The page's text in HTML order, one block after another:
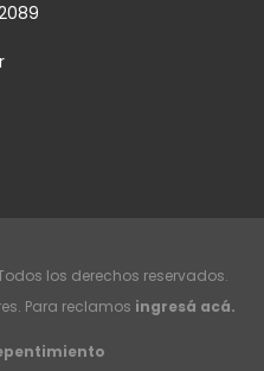
los derechos reservados.
Para reclamos ingresá acá.